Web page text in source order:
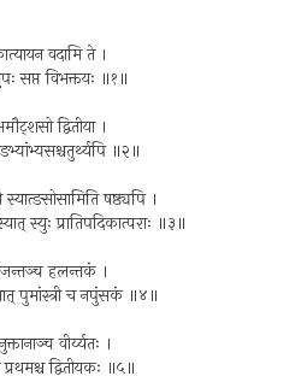
वदामि ते ।
सप्त विभक्तयः ॥१॥
द्वितीया ।
॥२॥
षष्ठ्यपि ।
स्युः प्रातिपदिकात्पराः ॥३॥
हलन्तकं ।
पुमांस्त्री च नपुंसकं ॥४॥
वीर्य्यतः ।
प्रथमश्च द्वितीयकः ॥५॥